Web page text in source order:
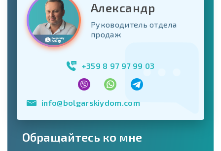
Александр
Руководитель отдела
продаж
+359 8 97 97 99 03
info@bolgarskiydom.com
Обращайтесь ко мне